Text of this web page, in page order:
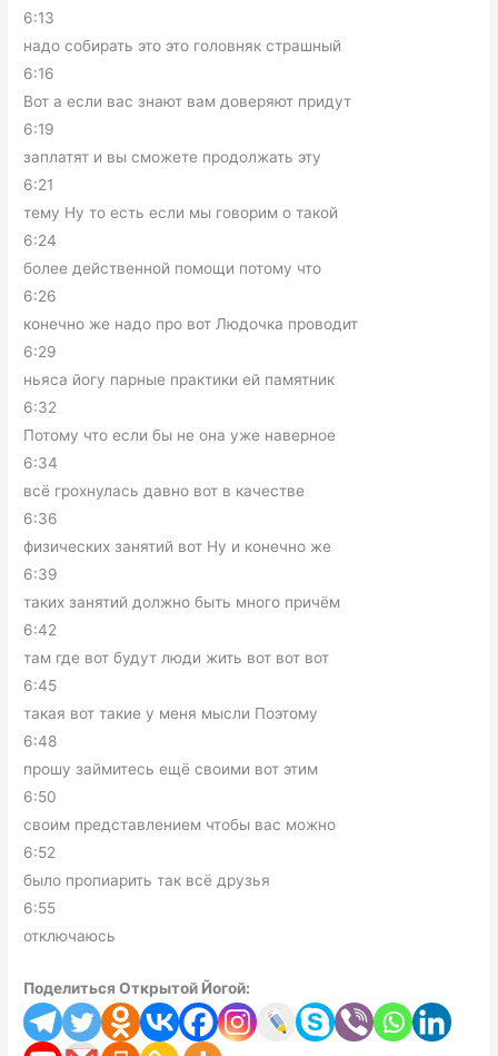
6:13
надо собирать это это головняк страшный
6:16
Вот а если вас знают вам доверяют придут
6:19
заплатят и вы сможете продолжать эту
6:21
тему Ну то есть если мы говорим о такой
6:24
более действенной помощи потому что
6:26
конечно же надо про вот Людочка проводит
6:29
ньяса йогу парные практики ей памятник
6:32
Потому что если бы не она уже наверное
6:34
всё грохнулась давно вот в качестве
6:36
физических занятий вот Ну и конечно же
6:39
таких занятий должно быть много причём
6:42
там где вот будут люди жить вот вот вот
6:45
такая вот такие у меня мысли Поэтому
6:48
прошу займитесь ещё своими вот этим
6:50
своим представлением чтобы вас можно
6:52
было пропиарить так всё друзья
6:55
отключаюсь
Поделиться Открытой Йогой: